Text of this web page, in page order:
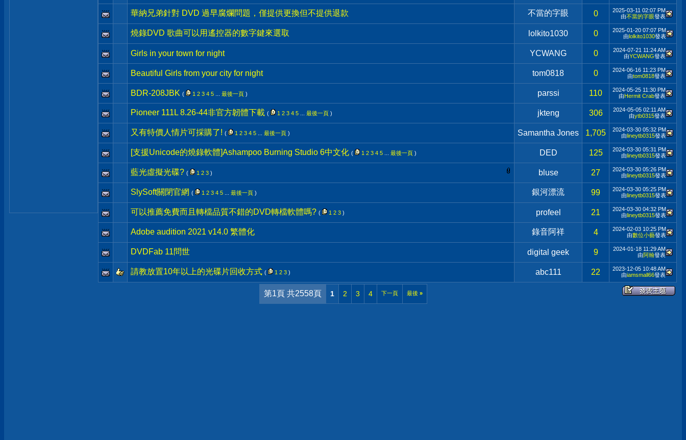
華納兄弟針對 DVD 過早腐爛問題，僅提供更換但不提供退款 不當的字眼 0 2025-03-11 02:07 PM
由不當的字眼發表
燒錄DVD 歌曲可以用遙控器的數字鍵來選取 lolkito1030 0 2025-01-20 07:07 PM
由lolkito1030發表
Girls in your town for night YCWANG 0 2024-07-21 11:24 AM
由YCWANG發表
Beautiful Girls from your city for night tom0818 0 2024-06-16 11:23 PM
由tom0818發表
BDR-208JBK ( 1 2 3 4 5 最後一頁 ) parssi 110 2024-05-25 11:30 PM
由Hermit Crab發表
Pioneer 111L 8.26-44非官方韌體下載 ( 1 2 3 4 5 最後一頁 ) jkteng 306 2024-05-05 02:11 AM
由ytb0315發表
又有特價人情片可採購了! ( 1 2 3 4 5 最後一頁 ) Samantha Jones 1,705 2024-03-30 05:32 PM
由lineytb0315發表
[支援Unicode的燒錄軟體]Ashampoo Burning Studio 6中文化 ( 1 2 3 4 5 最後一頁 ) DED 125 2024-03-30 05:31 PM
由lineytb0315發表
藍光虛擬光碟? ( 1 2 3 ) bluse 27 2024-03-30 05:26 PM
由lineytb0315發表
SlySoft關閉官網 ( 1 2 3 4 5 最後一頁 ) 銀河漂流 99 2024-03-30 05:25 PM
由lineytb0315發表
可以推薦免費而且轉檔品質不錯的DVD轉檔軟體嗎? ( 1 2 3 ) profeel 21 2024-03-30 04:32 PM
由lineytb0315發表
Adobe audition 2021 v14.0 繁體化 錄音阿祥 4 2024-02-03 10:25 PM
由數位小藝發表
DVDFab 11問世 digital geek 9 2024-01-18 11:29 AM
由阿翰發表
請教放置10年以上的光碟片回收方式 ( 1 2 3 ) abc111 22 2023-12-05 10:48 AM
由iamsmall66發表
第1頁 共2558頁 1 2 3 4 下一頁 最後 »